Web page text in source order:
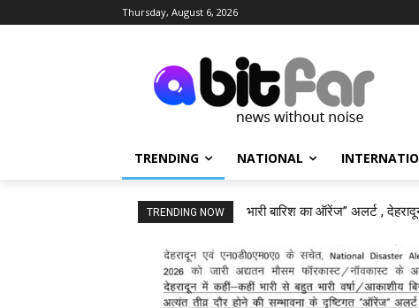
Thursday, August 6, 2026
TRENDING NATIONAL
TRENDING NOW भारी बारिश का ऑरेंज” अलर्ट ,